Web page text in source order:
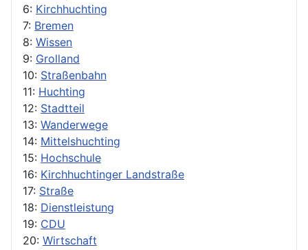
6: Kirchhuchting
7: Bremen
8: Wissen
9: Grolland
10: Straßenbahn
11: Huchting
12: Stadtteil
13: Wanderwege
14: Mittelshuchting
15: Hochschule
16: Kirchhuchtinger Landstraße
17: Straße
18: Dienstleistung
19: CDU
20: Wirtschaft